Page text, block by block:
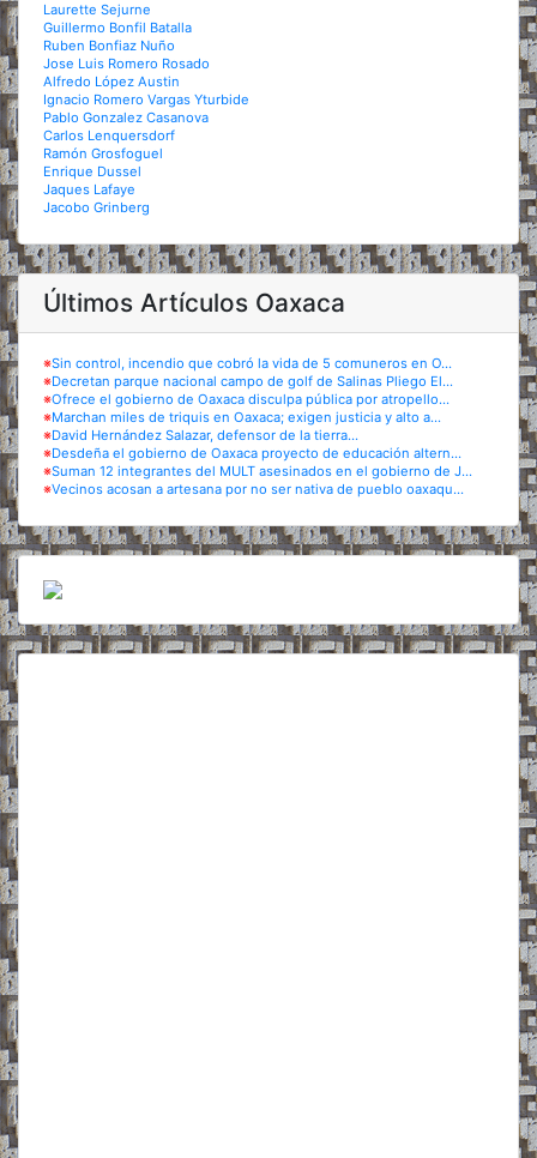
Laurette Sejurne
Guillermo Bonfil Batalla
Ruben Bonfiaz Nuño
Jose Luis Romero Rosado
Alfredo López Austin
Ignacio Romero Vargas Yturbide
Pablo Gonzalez Casanova
Carlos Lenquersdorf
Ramón Grosfoguel
Enrique Dussel
Jaques Lafaye
Jacobo Grinberg
Últimos Artículos Oaxaca
※Sin control, incendio que cobró la vida de 5 comuneros en O...
※Decretan parque nacional campo de golf de Salinas Pliego El...
※Ofrece el gobierno de Oaxaca disculpa pública por atropello...
※Marchan miles de triquis en Oaxaca; exigen justicia y alto a...
※David Hernández Salazar, defensor de la tierra...
※Desdeña el gobierno de Oaxaca proyecto de educación altern...
※Suman 12 integrantes del MULT asesinados en el gobierno de J...
※Vecinos acosan a artesana por no ser nativa de pueblo oaxaqu...